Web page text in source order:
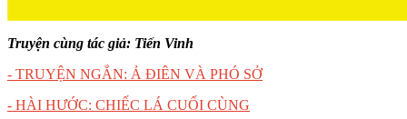
Truyện cùng tác giả: Tiến Vinh
- TRUYỆN NGẮN: Ả ĐIÊN VÀ PHÓ SỞ
- HÀI HƯỚC: CHIẾC LÁ CUỐI CÙNG